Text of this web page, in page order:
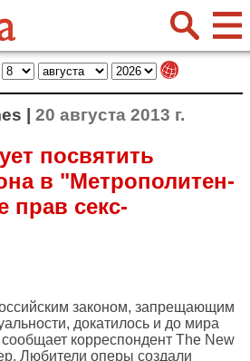
| 20 августа 2013 г.
посвятить
в "Метрополитен-
прав секс-
законом, запрещающим
докатилось и до мира
корреспондент The New
Любители оперы создали